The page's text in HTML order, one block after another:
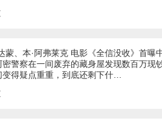
达蒙、本·阿弗莱克 电影《全信没收》首曝
密警察在一间废弃的藏身屋发现数百万现
变得疑点重重，到底还剩下什…